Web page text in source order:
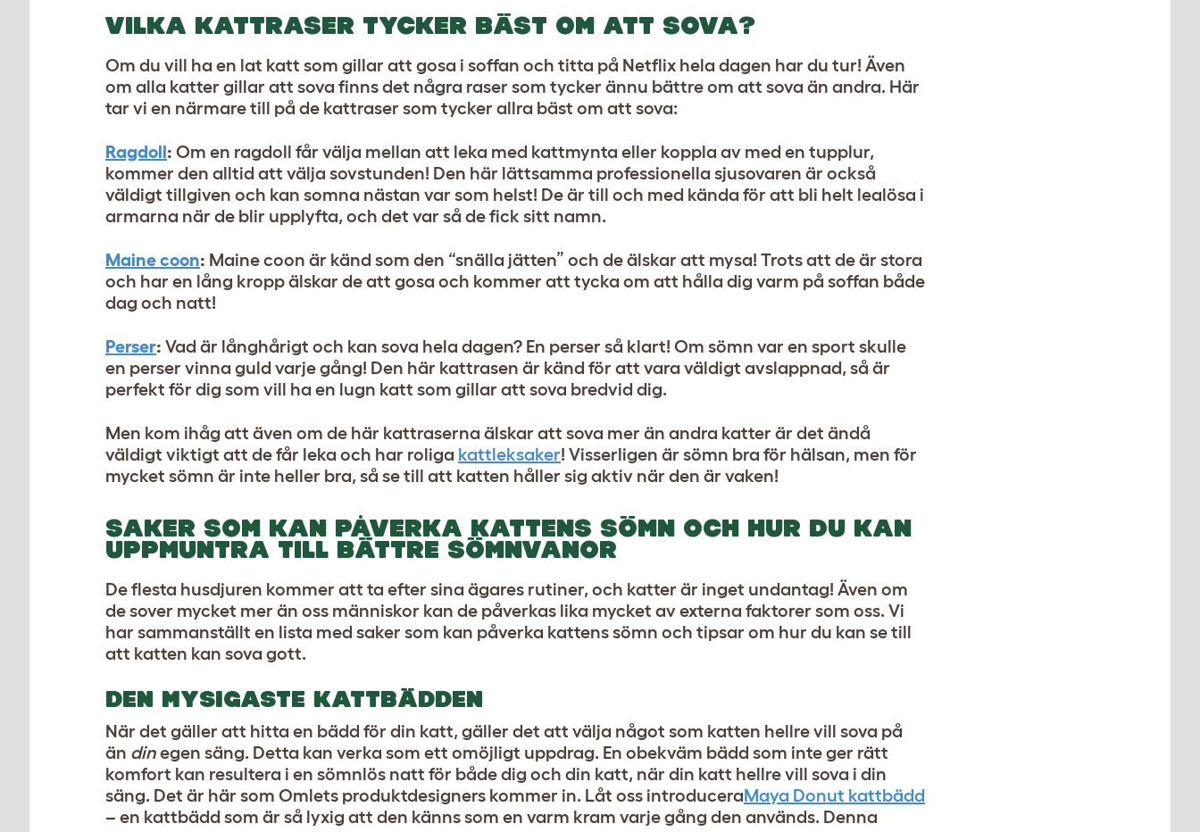
VILKA KATTRASER TYCKER BÄST OM ATT SOVA?
Om du vill ha en lat katt som gillar att gosa i soffan och titta på Netflix hela dagen har du tur! Även
om alla katter gillar att sova finns det några raser som tycker ännu bättre om att sova än andra. Här
tar vi en närmare till på de kattraser som tycker allra bäst om att sova:
Ragdoll: Om en ragdoll får välja mellan att leka med kattmynta eller koppla av med en tupplur,
kommer den alltid att välja sovstunden! Den här lättsamma professionella sjusovaren är också
väldigt tillgiven och kan somna nästan var som helst! De är till och med kända för att bli helt lealösa i
armarna när de blir upplyfta, och det var så de fick sitt namn.
Maine coon: Maine coon är känd som den “snälla jätten” och de älskar att mysa! Trots att de är stora
och har en lång kropp älskar de att gosa och kommer att tycka om att hålla dig varm på soffan både
dag och natt!
Perser: Vad är långhårigt och kan sova hela dagen? En perser så klart! Om sömn var en sport skulle
en perser vinna guld varje gång! Den här kattrasen är känd för att vara väldigt avslappnad, så är
perfekt för dig som vill ha en lugn katt som gillar att sova bredvid dig.
Men kom ihåg att även om de här kattraserna älskar att sova mer än andra katter är det ändå
väldigt viktigt att de får leka och har roliga kattleksaker! Visserligen är sömn bra för hälsan, men för
mycket sömn är inte heller bra, så se till att katten håller sig aktiv när den är vaken!
SAKER SOM KAN PÅVERKA KATTENS SÖMN OCH HUR DU KAN
UPPMUNTRA TILL BÄTTRE SÖMNVANOR
De flesta husdjuren kommer att ta efter sina ägares rutiner, och katter är inget undantag! Även om
de sover mycket mer än oss människor kan de påverkas lika mycket av externa faktorer som oss. Vi
har sammanställt en lista med saker som kan påverka kattens sömn och tipsar om hur du kan se till
att katten kan sova gott.
DEN MYSIGASTE KATTBÄDDEN
När det gäller att hitta en bädd för din katt, gäller det att välja något som katten hellre vill sova på
än dinegen säng. Detta kan verka som ett omöjligt uppdrag. En obekväm bädd som inte ger rätt
komfort kan resultera i en sömnlös natt för både dig och din katt, när din katt hellre vill sova i din
säng. Det är här som Omlets produktdesigners kommer in. Låt oss introduceraMaya Donut kattbädd
– en kattbädd som är så lyxig att den känns som en varm kram varje gång den används. Denna